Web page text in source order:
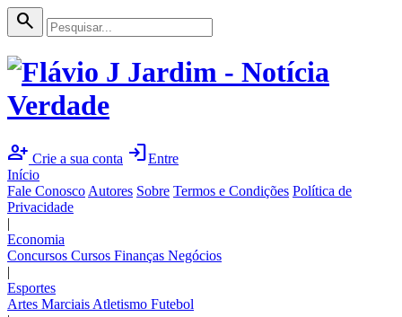
search
person_add Crie a sua conta loginEntre
Início
Fale Conosco Autores Sobre Termos e Condições Política de
Privacidade
|
Economia
Concursos Cursos Finanças Negócios
|
Esportes
Artes Marciais Atletismo Futebol